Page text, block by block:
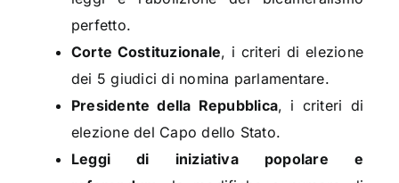
perfetto.
Corte Costituzionale, i criteri di elezione
dei 5 giudici di nomina parlamentare.
Presidente della Repubblica, i criteri di
elezione del Capo dello Stato.
Leggi di iniziativa popolare e